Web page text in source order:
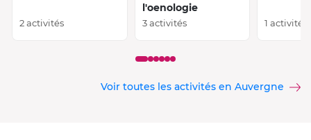
2 activités
l'oenologie
3 activités 1 activité
Voir toutes les activités en Auvergne